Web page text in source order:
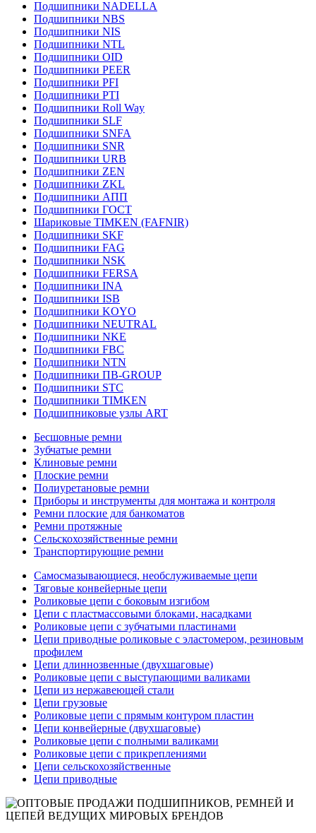
Подшипники NADELLA
Подшипники NBS
Подшипники NIS
Подшипники NTL
Подшипники OID
Подшипники PEER
Подшипники PFI
Подшипники PTI
Подшипники Roll Way
Подшипники SLF
Подшипники SNFA
Подшипники SNR
Подшипники URB
Подшипники ZEN
Подшипники ZKL
Подшипники АПП
Подшипники ГОСТ
Шариковые ТІMKEN (FAFNIR)
Подшипники SKF
Подшипники FAG
Подшипники NSK
Подшипники FERSA
Подшипники INA
Подшипники ISB
Подшипники KOYO
Подшипники NEUTRAL
Подшипники NKE
Подшипники FBC
Подшипники NTN
Подшипники ПВ-GROUP
Подшипники STC
Подшипники TIMKEN
Подшипниковые узлы ART
Бесшовные ремни
Зубчатые ремни
Клиновые ремни
Плоские ремни
Полиуретановые ремни
Приборы и инструменты для монтажа и контроля
Ремни плоские для банкоматов
Ремни протяжные
Сельскохозяйственные ремни
Транспортирующие ремни
Самосмазывающиеся, необслуживаемые цепи
Тяговые конвейерные цепи
Роликовые цепи с боковым изгибом
Цепи с пластмассовыми блоками, насадками
Роликовые цепи с зубчатыми пластинами
Цепи приводные роликовые с эластомером, резиновым
профилем
Цепи длиннозвенные (двухшаговые)
Роликовые цепи с выступающими валиками
Цепи из нержавеющей стали
Цепи грузовые
Роликовые цепи с прямым контуром пластин
Цепи конвейерные (двухшаговые)
Роликовые цепи с полными валиками
Роликовые цепи с прикреплениями
Цепи сельскохозяйственные
Цепи приводные